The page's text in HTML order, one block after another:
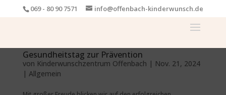
069 - 80 90 7571 info@offenbach-kinderwunsch.de
Gesundheitstag zur Prävention
von Kinderwunschzentrum Offenbach | Nov. 21, 2024
| Allgemein